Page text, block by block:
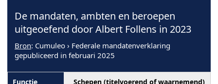
De mandaten, ambten en beroepen
uitgeoefend door Albert Follens in 2023
Bron: Cumuleo › Federale mandatenverklaring
gepubliceerd in februari 2025
Schepen (titelvoerend of waarnemend)